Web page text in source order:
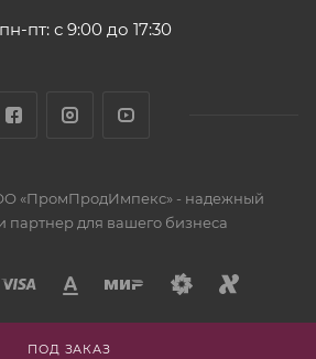
ПОД ЗАКАЗ
пн-пт: с 9:00 до 17:30
«ПромПродИмпекс» - надежный
партнер для вашего бизнеса